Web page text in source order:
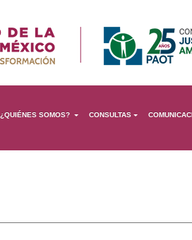
¿QUIÉNES SOMOS? CONSULTAS